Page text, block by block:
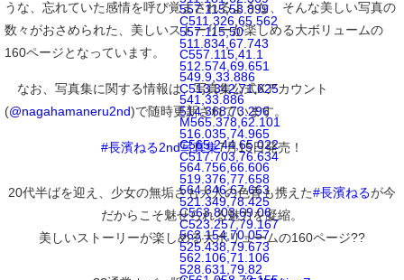
C511.326,65.562
511.834,67.743
512.574,69.651
C513.342,71.625
514.368,73.296
516.035,74.965
C517.703,76.634
519.376,77.658
521.349,78.425
C523.257,79.167
525.438,79.673
528.631,79.82
557.115,58.899
557.115,50
C557.115,41.1
549.9,33.886
541,33.886
M565.378,62.101
C565.244,65.022
564.756,66.606
564.346,67.663
C563.803,69.06
563.154,70.057
562.106,71.106
うな、忘れていた感情を呼び覚まされるような、そんな美しい写真の
数々がおさめられた、美しいストーリーが楽しめる大ボリュームの
160ページとなっています。
なお、写真集に関する情報は、写真集公式Xアカウント
(@nagahamaneru2nd)で随時更新されています。
#長濱ねる2nd写真集7月15日発売！
20代半ばを迎え、少女の無垢さも大人の色香も携えた#長濱ねるが今
だからこそ魅せられる魅力を凝縮。
美しいストーリーが楽しめる大ボリュームの160ページ??